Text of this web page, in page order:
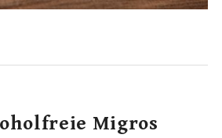
Migros